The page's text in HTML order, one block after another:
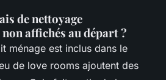
de nettoyage
affichés au départ ?
ménage est inclus dans le
de love rooms ajoutent des